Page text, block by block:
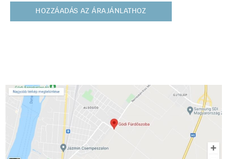
HOZZÁADÁS AZ ÁRAJÁNLATHOZ